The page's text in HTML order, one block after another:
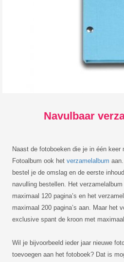
Navulbaar
Naast de fotoboeken die je in één keer
Fotoalbum ook het verzamelalbum
bestel je de omslag en de eerste
navulling bestellen. Het
maximaal 120 pagina’s en het
maximaal 200 pagina’s aan. Maar het
exclusive spant de kroon met
Wil je bijvoorbeeld ieder jaar nieuwe
toevoegen aan het fotoboek? Dat is